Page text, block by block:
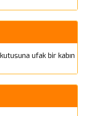
ufak bir kabın